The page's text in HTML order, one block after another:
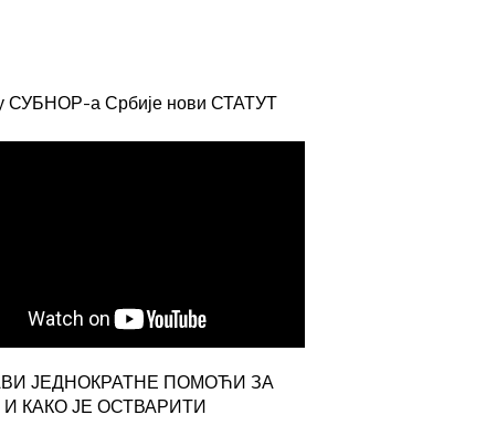
СУБНОР-а Србије нови СТАТУТ
ЈЕДНОКРАТНЕ ПОМОЋИ ЗА
КАКО ЈЕ ОСТВАРИТИ